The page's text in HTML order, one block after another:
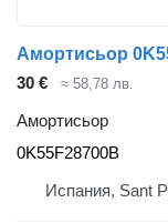
30 € ≈ 58,78 лв.
Амортисьор
0K55F28700B
Испания, Sant